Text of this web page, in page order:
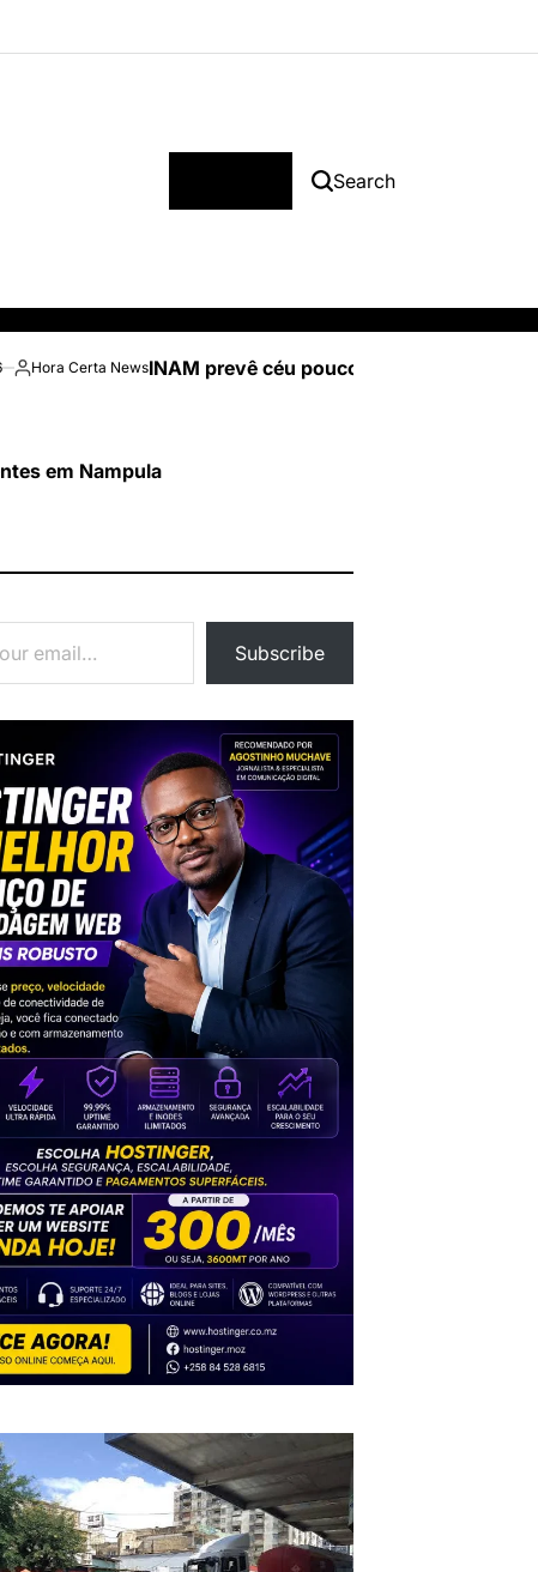
Search
Posted
Hora Certa NewsINAM prevê céu pouco nublado e
em Nampula
Subscribe